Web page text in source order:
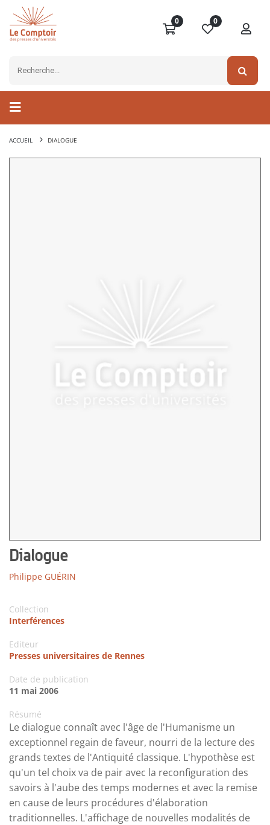
0 0
ACCUEIL DIALOGUE
Dialogue
Philippe GUÉRIN
Collection
Interférences
Editeur
Presses universitaires de Rennes
Date de publication
11 mai 2006
Résumé
Le dialogue connaît avec l'âge de l'Humanisme un
exceptionnel regain de faveur, nourri de la lecture des
grands textes de l'Antiquité classique. L'hypothèse est
qu'un tel choix va de pair avec la reconfiguration des
savoirs à l'aube des temps modernes et avec la remise
en cause de leurs procédures d'élaboration
traditionnelles. L'affichage de nouvelles modalités de